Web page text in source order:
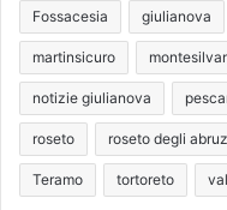
Fossacesia giulianova
martinsicuro
notizie giulianova
roseto roseto degli
Teramo tortoreto